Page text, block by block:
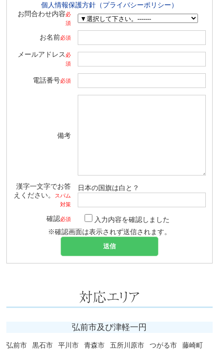
個人情報保護方針（プライバシーポリシー）
お問合わせ内容必
須
お名前必須
メールアドレス 必
須
電話番号必須
備考
漢字一文字でお答
えください。
スパム
対策
日本の国旗は白と？
確認必須
入力内容を確認しました
※確認画面は表示されず送信されます。
弘前市及び津軽一円
弘前市 黒石市 平川市 青森市 五所川原市 つがる市
藤崎町